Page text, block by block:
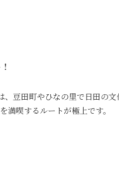
豆田町やひなの里で日田の
喫するルートが極上です。